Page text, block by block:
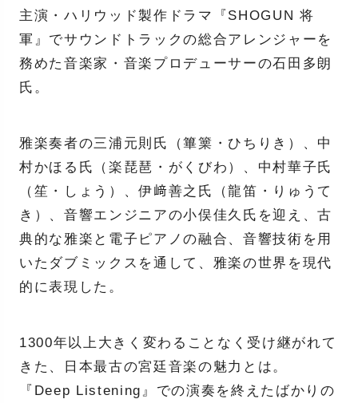
主演・ハリウッド製作ドラマ『SHOGUN 将
軍』でサウンドトラックの総合アレンジャーを
務めた音楽家・音楽プロデューサーの石田多朗
氏。
雅楽奏者の三浦元則氏（篳篥・ひちりき）、中
村かほる氏（楽琵琶・がくびわ）、中村華子氏
（笙・しょう）、伊﨑善之氏（龍笛・りゅうて
き）、音響エンジニアの小俣佳久氏を迎え、古
典的な雅楽と電子ピアノの融合、音響技術を用
いたダブミックスを通して、雅楽の世界を現代
的に表現した。
1300年以上大きく変わることなく受け継がれて
きた、日本最古の宮廷音楽の魅力とは。
『Deep Listening』での演奏を終えたばかりの